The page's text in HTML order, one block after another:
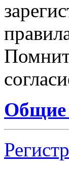
Общие